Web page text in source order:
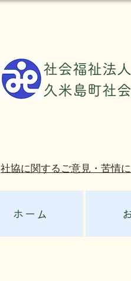
社会福祉法人
久米島町社
社協に関するご意見・苦情
ホーム